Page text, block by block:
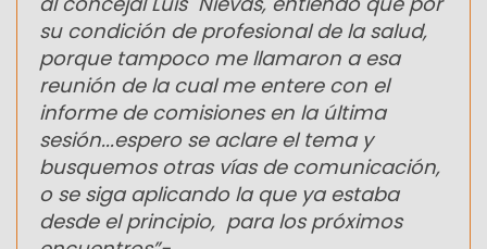
su condición de profesional de la salud,
porque tampoco me llamaron a esa
reunión de la cual me entere con el
informe de comisiones en la última
sesión...espero se aclare el tema y
busquemos otras vías de comunicación,
o se siga aplicando la que ya estaba
desde el principio, para los próximos